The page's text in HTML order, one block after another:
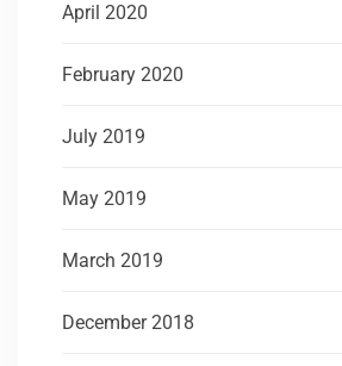
April 2020
February 2020
July 2019
May 2019
March 2019
December 2018